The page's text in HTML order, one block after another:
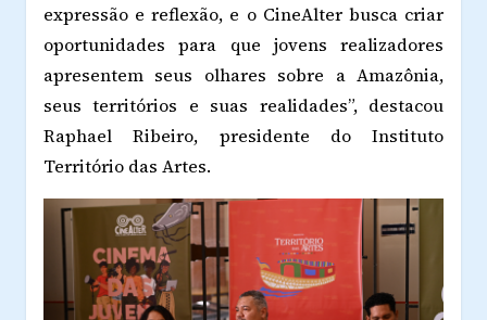
expressão e reflexão, e o CineAlter busca criar
oportunidades para que jovens realizadores
apresentem seus olhares sobre a Amazônia,
seus territórios e suas realidades”, destacou
Raphael Ribeiro, presidente do Instituto
Território das Artes.